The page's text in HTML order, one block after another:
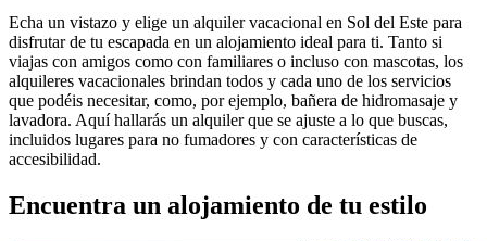
Echa un vistazo y elige un alquiler vacacional en Sol del Este para
disfrutar de tu escapada en un alojamiento ideal para ti. Tanto si
viajas con amigos como con familiares o incluso con mascotas, los
alquileres vacacionales brindan todos y cada uno de los servicios
que podéis necesitar, como, por ejemplo, bañera de hidromasaje y
lavadora. Aquí hallarás un alquiler que se ajuste a lo que buscas,
incluidos lugares para no fumadores y con características de
accesibilidad.
Encuentra un alojamiento de tu estilo